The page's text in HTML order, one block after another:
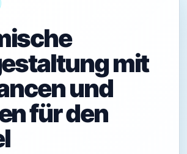
mit
und
für den